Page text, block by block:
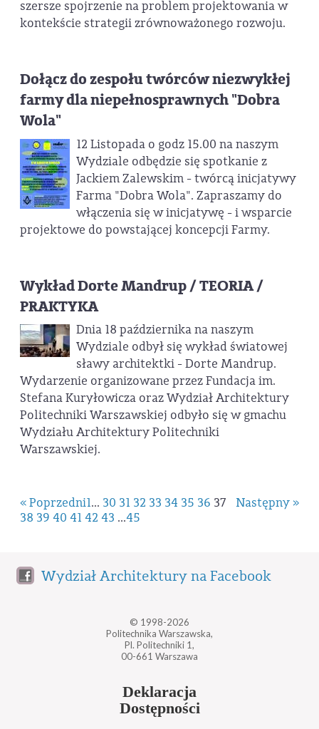
szersze spojrzenie na problem projektowania w
kontekście strategii zrównoważonego rozwoju.
Dołącz do zespołu twórców niezwykłej
farmy dla niepełnosprawnych "Dobra
Wola"
12 Listopada o godz 15.00 na naszym
Wydziale odbędzie się spotkanie z
Jackiem Zalewskim - twórcą inicjatywy
Farma "Dobra Wola". Zapraszamy do
włączenia się w inicjatywę - i wsparcie
projektowe do powstającej koncepcji Farmy.
Wykład Dorte Mandrup / TEORIA /
PRAKTYKA
Dnia 18 października na naszym
Wydziale odbył się wykład światowej
sławy architektki - Dorte Mandrup.
Wydarzenie organizowane przez Fundacja im.
Stefana Kuryłowicza oraz Wydział Architektury
Politechniki Warszawskiej odbyło się w gmachu
Wydziału Architektury Politechniki
Warszawskiej.
« Poprzedni Następny »
1... 30 31 32 33 34 35 36 37
38 39 40 41 42 43 ...45
Wydział Architektury na Facebook
© 1998-2026
Politechnika Warszawska,
Pl. Politechniki 1,
00-661 Warszawa
Deklaracja
Dostępności